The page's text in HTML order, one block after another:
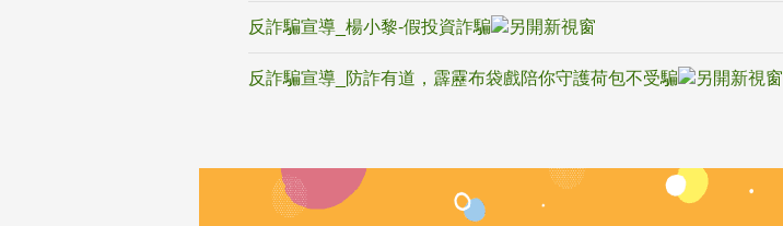
反詐騙宣導_楊小黎-假投資詐騙
反詐騙宣導_防詐有道，霹靂布袋戲陪你守護荷包不受騙